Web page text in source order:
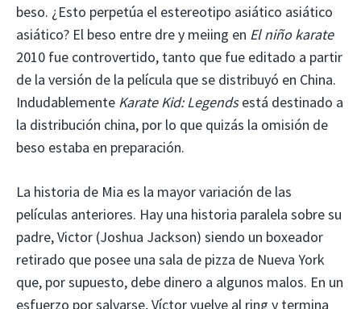
beso. ¿Esto perpetúa el estereotipo asiático asiático
asiático? El beso entre dre y meiing en El niño karate
2010 fue controvertido, tanto que fue editado a partir
de la versión de la película que se distribuyó en China.
Indudablemente Karate Kid: Legendsestá destinado a
la distribución china, por lo que quizás la omisión de
beso estaba en preparación.
La historia de Mia es la mayor variación de las
películas anteriores. Hay una historia paralela sobre su
padre, Victor (Joshua Jackson) siendo un boxeador
retirado que posee una sala de pizza de Nueva York
que, por supuesto, debe dinero a algunos malos. En un
esfuerzo por salvarse, Víctor vuelve al ring y termina